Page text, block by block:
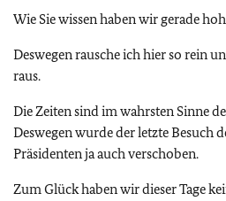
Wie Sie wissen haben wir gerade
Deswegen rausche ich hier so rein
raus.
Die Zeiten sind im wahrsten Sinne
Deswegen wurde der letzte Besuch
Präsidenten ja auch verschoben.
Zum Glück haben wir dieser Tage